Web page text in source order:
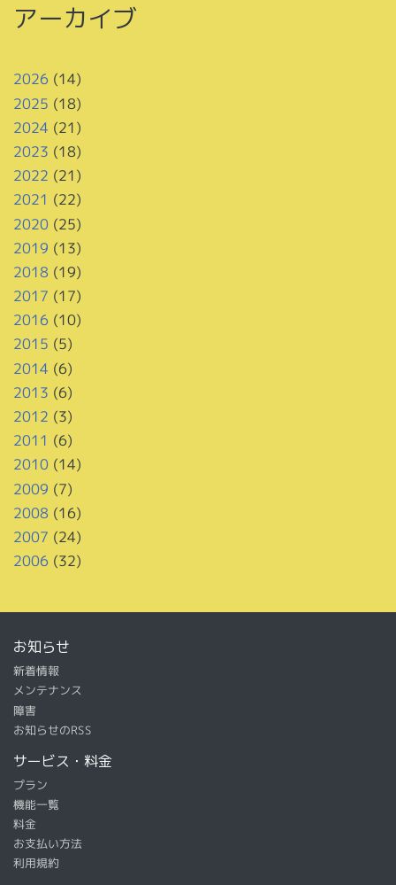
アーカイブ
2026 (14)
2025 (18)
2024 (21)
2023 (18)
2022 (21)
2021 (22)
2020(25)
2019 (13)
2018 (19)
2017 (17)
2016 (10)
2015 (5)
2014 (6)
2013 (6)
2012 (3)
2011 (6)
2010(14)
2009 (7)
2008 (16)
2007 (24)
2006 (32)
お知らせ
新着情報
メンテナンス
障害
お知らせのRSS
サービス・料金
プラン
機能一覧
料金
お支払い方法
利用規約